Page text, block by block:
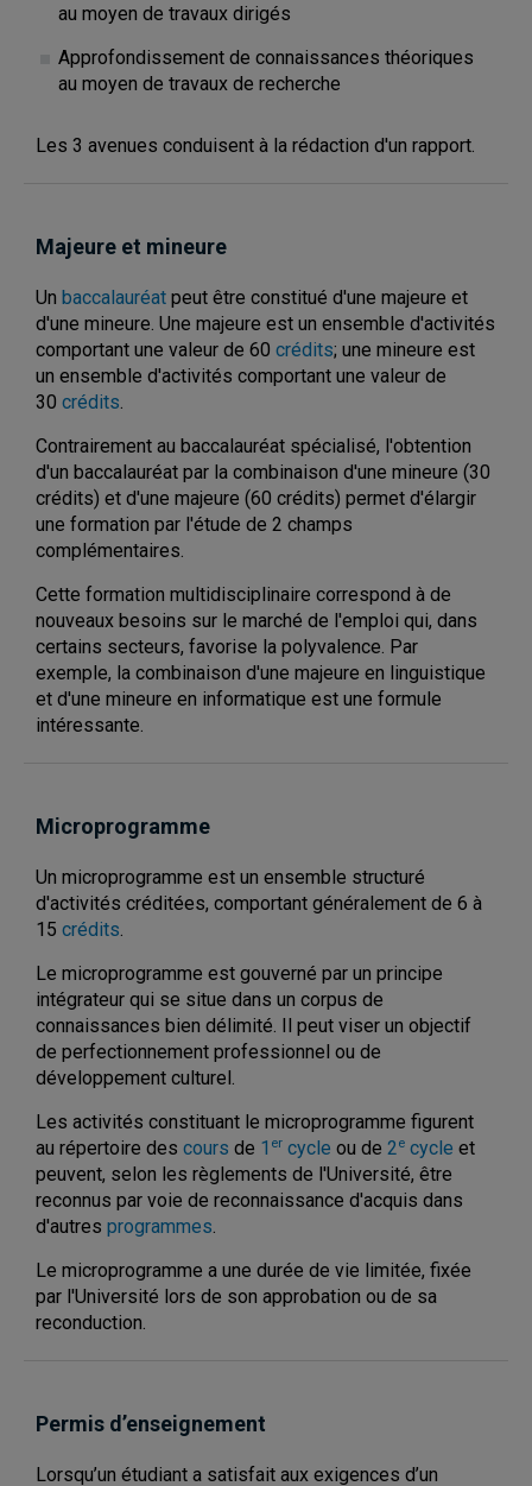
au moyen de travaux dirigés
Approfondissement de connaissances théoriques
au moyen de travaux de recherche
Les 3 avenues conduisent à la rédaction d'un rapport.
Majeure et mineure
Un baccalauréat peut être constitué d'une majeure et
d'une mineure. Une majeure est un ensemble d'activités
comportant une valeur de 60 crédits; une mineure est
un ensemble d'activités comportant une valeur de
30 crédits.
Contrairement au baccalauréat spécialisé, l'obtention
d'un baccalauréat par la combinaison d'une mineure (30
crédits) et d'une majeure (60 crédits) permet d'élargir
une formation par l'étude de 2 champs
complémentaires.
Cette formation multidisciplinaire correspond à de
nouveaux besoins sur le marché de l'emploi qui, dans
certains secteurs, favorise la polyvalence. Par
exemple, la combinaison d'une majeure en linguistique
et d'une mineure en informatique est une formule
intéressante.
Microprogramme
Un microprogramme est un ensemble structuré
d'activités créditées, comportant généralement de 6 à
15 crédits.
Le microprogramme est gouverné par un principe
intégrateur qui se situe dans un corpus de
connaissances bien délimité. Il peut viser un objectif
de perfectionnement professionnel ou de
développement culturel.
Les activités constituant le microprogramme figurent
au répertoire des cours de 1 er cycle ou de 2e cycle et
peuvent, selon les règlements de l'Université, être
reconnus par voie de reconnaissance d'acquis dans
d'autres programmes.
Le microprogramme a une durée de vie limitée, fixée
par l'Université lors de son approbation ou de sa
reconduction.
Permis d’enseignement
Lorsqu’un étudiant a satisfait aux exigences d’un